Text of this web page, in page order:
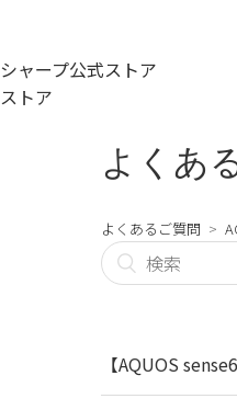
シャープ公式ストア
ストア
よくあ
よくあるご質問
【AQUOS